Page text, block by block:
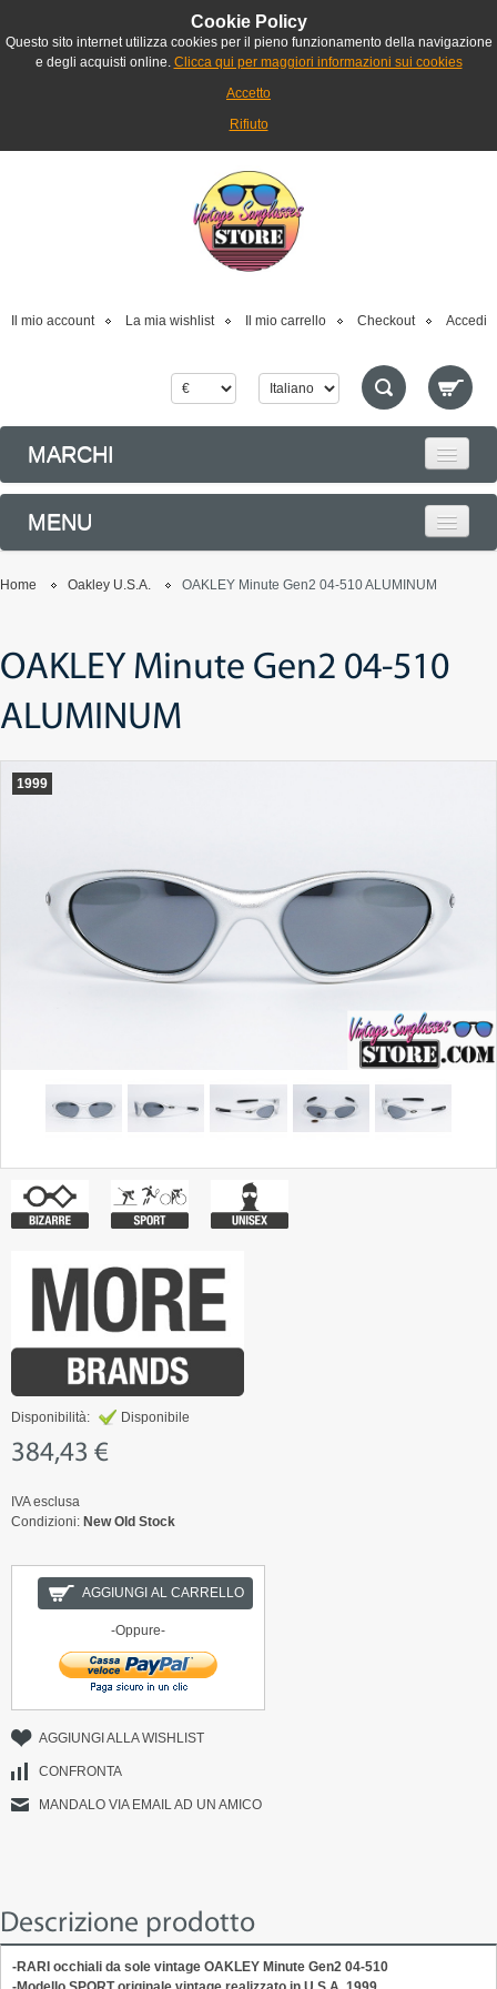
Cookie Policy
Questo sito internet utilizza cookies per il pieno funzionamento della navigazione
e degli acquisti online. Clicca qui per maggiori informazioni sui cookies
Accetto
Rifiuto
Il mio account La mia wishlist Il mio carrello Checkout Accedi
MARCHI
MENU
Home Oakley U.S.A. OAKLEY Minute Gen2 04-510 ALUMINUM
OAKLEY Minute Gen2 04-510
ALUMINUM
1999
Disponibilità: Disponibile
384,43 €
IVA esclusa
Condizioni: New Old Stock
AGGIUNGI AL CARRELLO
-Oppure-
AGGIUNGI ALLA WISHLIST
CONFRONTA
MANDALO VIA EMAIL AD UN AMICO
Descrizione prodotto
-RARI occhiali da sole vintage OAKLEY Minute Gen2 04-510